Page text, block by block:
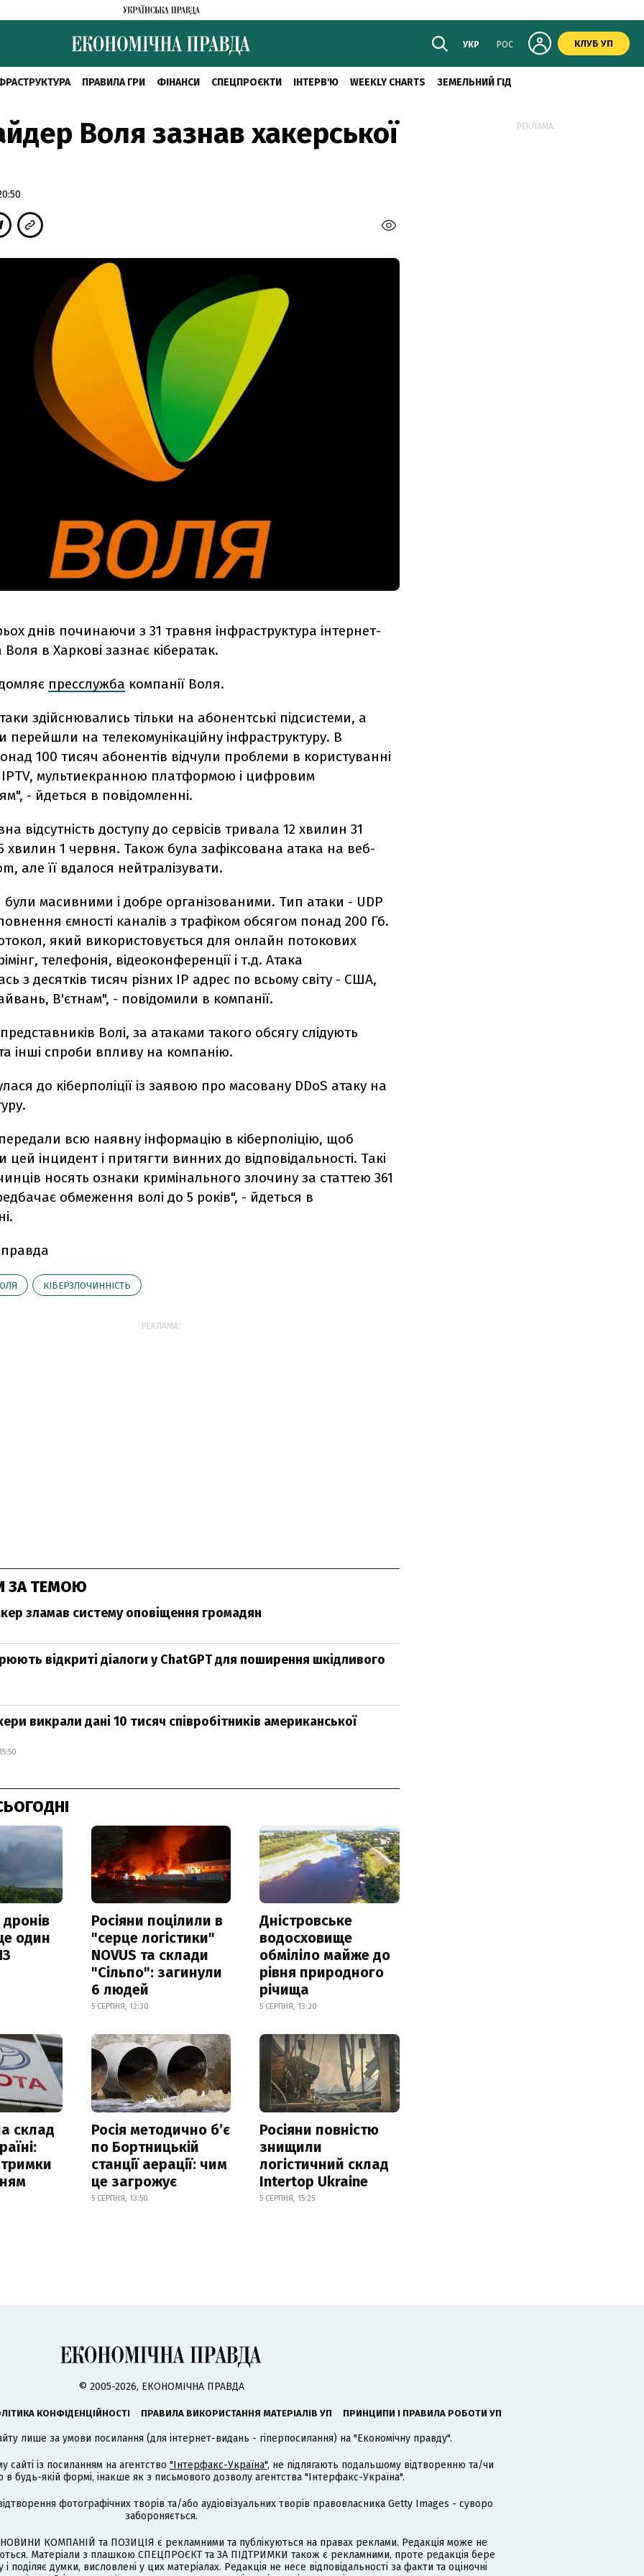
УКР РОС КЛУБ УП
ПРАВИЛА ГРИ ФІНАНСИ СПЕЦПРОЄКТИ ІНТЕРВ'Ю WEEKLY CHARTS ЗЕМЕЛЬНИЙ ГІД
Воля зазнав хакерської
днів починаючи з 31 травня інфраструктура інтернет-
в Харкові зазнає кібератак.
пресслужба компанії Воля.
здійснювались тільки на абонентські підсистеми, а
перейшли на телекомунікаційну інфраструктуру. В
100 тисяч абонентів відчули проблеми в користуванні
IPTV, мультиекранною платформою і цифровим
- йдеться в повідомленні.
відсутність доступу до сервісів тривала 12 хвилин 31
хвилин 1 червня. Також була зафіксована атака на веб-
але її вдалося нейтралізувати.
були масивними і добре організованими. Тип атаки - UDP
ємності каналів з трафіком обсягом понад 200 Гб.
який використовується для онлайн потокових
телефонія, відеоконференції і т.д. Атака
з десятків тисяч різних IP адрес по всьому світу - США,
В'єтнам", - повідомили в компанії.
Волі, за атаками такого обсягу слідують
інші спроби впливу на компанію.
до кіберполіції із заявою про масовану DDoS атаку на
всю наявну інформацію в кіберполіцію, щоб
цей інцидент і притягти винних до відповідальності. Такі
носять ознаки кримінального злочину за статтею 361
обмеження волі до 5 років", - йдеться в
КІБЕРЗЛОЧИННІСТЬ
РЕКЛАМА:
ЗА ТЕМОЮ
зламав систему оповіщення громадян
відкриті діалоги у ChatGPT для поширення шкідливого
викрали дані 10 тисяч співробітників американської
один
Росіяни поцілили в
"серце логістики"
NOVUS та склади
"Сільпо": загинули
6 людей
5 СЕРПНЯ, 12:30
Дністровське
водосховище
обміліло майже до
рівня природного
річища
5 СЕРПНЯ, 13:20
склад
Росія методично б’є
по Бортницькій
станції аерації: чим
це загрожує
5 СЕРПНЯ, 13:50
Росіяни повністю
знищили
логістичний склад
Intertop Ukraine
5 СЕРПНЯ, 15:25
РЕКЛАМА:
© 2005-2026, ЕКОНОМІЧНА ПРАВДА
КОНФІДЕНЦІЙНОСТІ ПРАВИЛА ВИКОРИСТАННЯ МАТЕРІАЛІВ УП ПРИНЦИПИ І ПРАВИЛА РОБОТИ УП
лише за умови посилання (для інтернет-видань - гіперпосилання) на "Економічну правду".
сайті із посиланням на агентство "Інтерфакс-Україна", не підлягають подальшому відтворенню та/чи
будь-якій формі, інакше як з письмового дозволу агентства "Інтерфакс-Україна".
фотографічних творів та/або аудіовізуальних творів правовласника Getty Images - суворо
забороняється.
НОВИНИ КОМПАНІЙ та ПОЗИЦІЯ є рекламними та публікуються на правах реклами. Редакція може не
Матеріали з плашкою СПЕЦПРОЄКТ та ЗА ПІДТРИМКИ також є рекламними, проте редакція бере
поділяє думки, висловлені у цих матеріалах. Редакція не несе відповідальності за факти та оціночні